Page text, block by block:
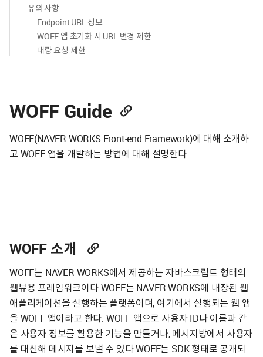
WOFF Guide
WOFF(NAVER WORKS Front-end Framework)에 대해 소개하
고 WOFF 앱을 개발하는 방법에 대해 설명한다.
WOFF 소개
WOFF는 NAVER WORKS에서 제공하는 자바스크립트 형태의
웹뷰용 프레임워크이다.WOFF는 NAVER WORKS에 내장된 웹
애플리케이션을 실행하는 플랫폼이며, 여기에서 실행되는 웹 앱
을 WOFF 앱이라고 한다. WOFF 앱으로 사용자 ID나 이름과 같
은 사용자 정보를 활용한 기능을 만들거나, 메시지방에서 사용자
를 대신해 메시지를 보낼 수 있다.WOFF는 SDK 형태로 공개되
유의 사항
Endpoint URL 정보
WOFF 앱 초기화 시 URL 변경 제한
대량 요청 제한